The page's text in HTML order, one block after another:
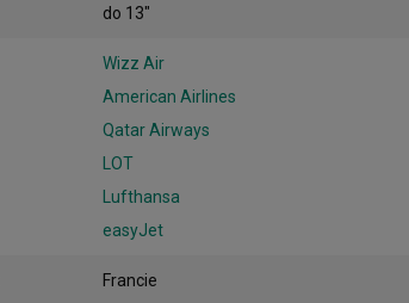
do 13"
Wizz Air
American Airlines
Qatar Airways
LOT
Lufthansa
easyJet
Francie